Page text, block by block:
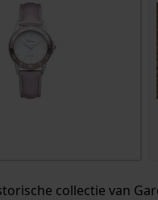
collectie van